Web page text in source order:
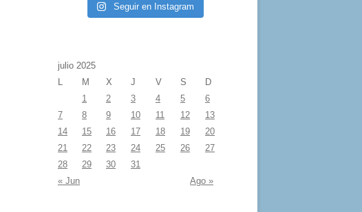
Seguir en Instagram
julio 2025
M X J V S
D
1
2 3 4 5
6
7
8 9 10 11 12
13
14
15 16 17 18 19
20
21
22 23 24 25 26
27
28
29 30
31
« Jun
Ago »